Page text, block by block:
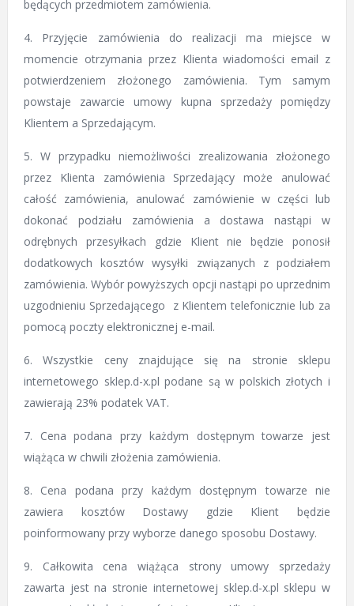
będących przedmiotem zamówienia.
4. Przyjęcie zamówienia do realizacji ma miejsce w
momencie otrzymania przez Klienta wiadomości email z
potwierdzeniem złożonego zamówienia. Tym samym
powstaje zawarcie umowy kupna sprzedaży pomiędzy
Klientem a Sprzedającym.
5. W przypadku niemożliwości zrealizowania złożonego
przez Klienta zamówienia Sprzedający może anulować
całość zamówienia, anulować zamówienie w części lub
dokonać podziału zamówienia a dostawa nastąpi w
odrębnych przesyłkach gdzie Klient nie będzie ponosił
dodatkowych kosztów wysyłki związanych z podziałem
zamówienia. Wybór powyższych opcji nastąpi po uprzednim
uzgodnieniu Sprzedającego z Klientem telefonicznie lub za
pomocą poczty elektronicznej e-mail.
6. Wszystkie ceny znajdujące się na stronie sklepu
internetowego sklep.d-x.pl podane są w polskich złotych i
zawierają 23% podatek VAT.
7. Cena podana przy każdym dostępnym towarze jest
wiążąca w chwili złożenia zamówienia.
8. Cena podana przy każdym dostępnym towarze nie
zawiera kosztów Dostawy gdzie Klient będzie
poinformowany przy wyborze danego sposobu Dostawy.
9. Całkowita cena wiążąca strony umowy sprzedaży
zawarta jest na stronie internetowej sklep.d-x.pl sklepu w